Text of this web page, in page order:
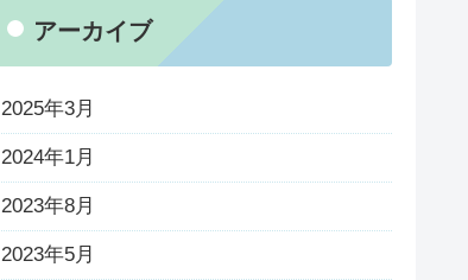
アーカイブ
2025年3月
2024年1月
2023年8月
2023年5月